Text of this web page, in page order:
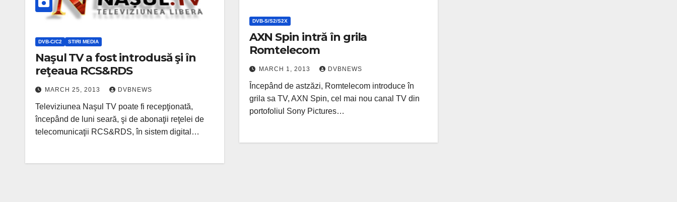
DVB-C/C2 STIRI MEDIA
Naşul TV a fost introdusă şi în
reţeaua RCS&RDS
MARCH 25, 2013 DVBNEWS
Televiziunea Naşul TV poate fi recepţionată,
începând de luni seară, şi de abonaţii reţelei de
telecomunicaţii RCS&RDS, în sistem digital…
DVB-S/S2/S2X
AXN Spin intră în grila
Romtelecom
MARCH 1, 2013 DVBNEWS
Începând de astzăzi, Romtelecom introduce în
grila sa TV, AXN Spin, cel mai nou canal TV din
portofoliul Sony Pictures…